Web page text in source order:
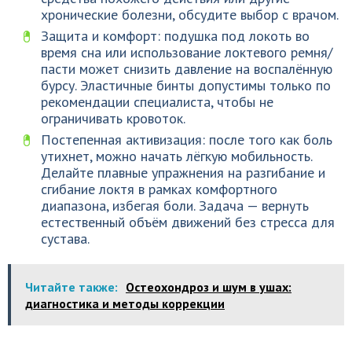
хронические болезни, обсудите выбор с врачом.
Защита и комфорт: подушка под локоть во
время сна или использование локтевого ремня/
пасти может снизить давление на воспалённую
бурсу. Эластичные бинты допустимы только по
рекомендации специалиста, чтобы не
ограничивать кровоток.
Постепенная активизация: после того как боль
утихнет, можно начать лёгкую мобильность.
Делайте плавные упражнения на разгибание и
сгибание локтя в рамках комфортного
диапазона, избегая боли. Задача — вернуть
естественный объём движений без стресса для
сустава.
Читайте также: Остеохондроз и шум в ушах:
диагностика и методы коррекции